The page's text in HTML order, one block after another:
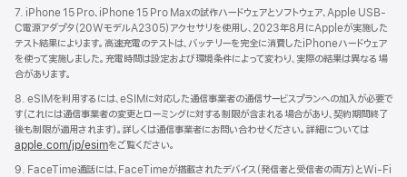
7. iPhone 15 Pro、iPhone 15 Pro Maxの試作ハードウェアとソフトウェア、Apple USB-
C電源アダプタ（20WモデルA2305）アクセサリを使用し、2023年8月にAppleが実施した
テスト結果によります。高速充電のテストは、バッテリーを完全に消費したiPhoneハードウェア
を使って実施しました。充電時間は設定および環境条件によって変わり、実際の結果は異なる場
合があります。
8. eSIMを利用するには、eSIMに対応した通信事業者の通信サービスプランへの加入が必要で
す（これには通信事業者の変更とローミングに対する制限が含まれる場合があり、契約期間終了
後も制限が適用されます）。詳しくは通信事業者にお問い合わせください。詳細については
apple.com/jp/esimをご覧ください。
9. FaceTime通話には、FaceTimeが搭載されたデバイス（発信者と受信者の両方）とWi-Fi